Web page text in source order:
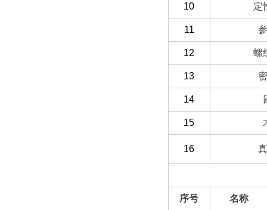
10 定
11
12 螺
13
14
15
16
序号 名称